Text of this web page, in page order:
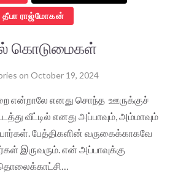
தீபா ராஜ்மோகன்
கொடுமைகள்
on October 19, 2024
என்றாலே எனது சொந்த ஊருக்குச்
வீட்டில் எனது அப்பாவும், அம்மாவும்
பேத்திகளின் வருகைக்காகவே
இருவரும். என் அப்பாவுக்கு